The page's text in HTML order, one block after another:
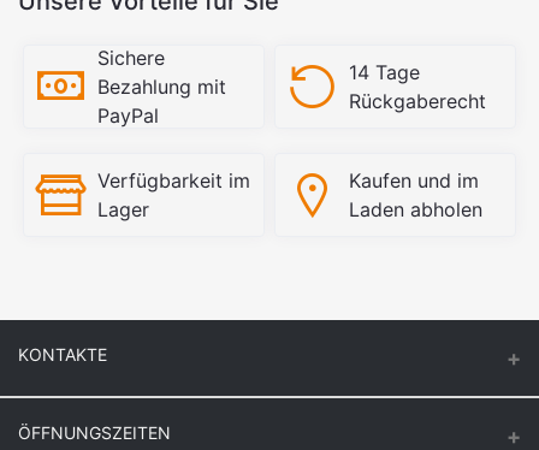
Sichere
Bezahlung mit
PayPal
14 Tage
Rückgaberecht
Verfügbarkeit im
Lager
Kaufen und im
Laden abholen
KONTAKTE
ÖFFNUNGSZEITEN